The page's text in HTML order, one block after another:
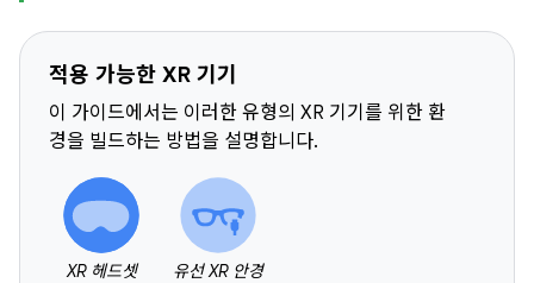
적용 가능한 XR 기기
이 가이드에서는 이러한 유형의 XR 기기를 위한 환
경을 빌드하는 방법을 설명합니다.
XR 헤드셋 유선 XR 안경